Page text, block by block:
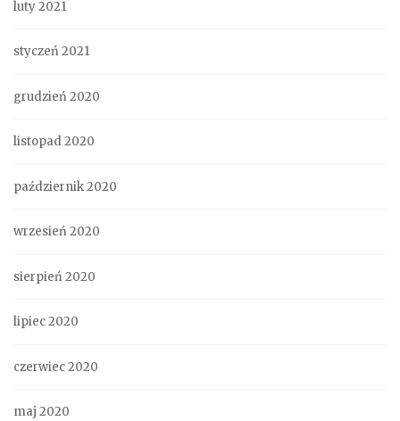
luty 2021
styczeń 2021
grudzień 2020
listopad 2020
październik 2020
wrzesień 2020
sierpień 2020
lipiec 2020
czerwiec 2020
maj 2020